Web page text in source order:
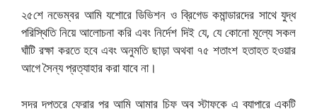
২৫শে নভেম্বর আমি যশোরে ডিভিশন ও ব্রিগেড কমান্ডারদের সাথে যুদ্ধ
পরিস্থিতি নিয়ে আলোচনা করি এবং নির্দেশ দিই যে, যে কোনো মূল্যে সকল
ঘাঁটি রক্ষা করতে হবে এবং অনুমতি ছাড়া অথবা ৭৫ শতাংশ হতাহত হওয়ার
আগে সৈন্য প্রত্যাহার করা যাবে না।
সদর দপ্তরে ফেরার পর আমি আমার চিফ অব স্টাফকে এ ব্যাপারে একটি